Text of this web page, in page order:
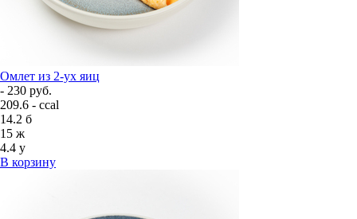
Омлет из 2-ух яиц
- 230 руб.
209.6 - ccal
14.2 б
15 ж
4.4 у
В корзину